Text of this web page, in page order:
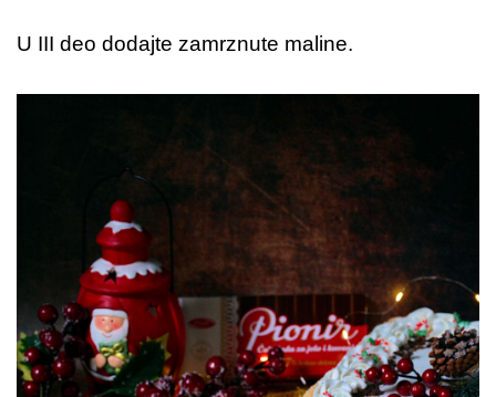
U III deo dodajte zamrznute maline.